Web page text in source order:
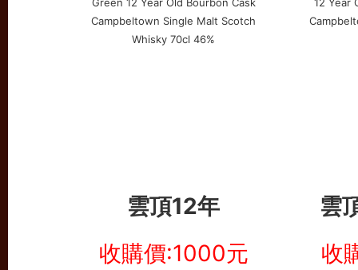
雲頂12年
雲
收購價:1000元
收